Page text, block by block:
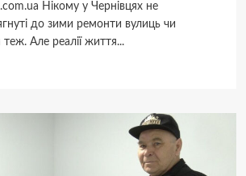
Нікому у Чернівцях не
до зими ремонти вулиць чи
теж. Але реалії життя...